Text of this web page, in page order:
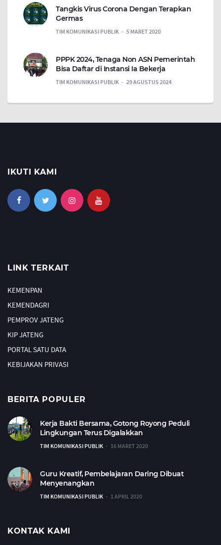
Tangkis Virus Corona Dengan Terapkan
Germas
TIM KOMUNIKASI PUBLIK 5 MARET 2020
PPPK 2024, Tenaga Non ASN Pemerintah
Bisa Daftar di Instansi Ia Bekerja
TIM KOMUNIKASI PUBLIK 29 AGUSTUS 2024
IKUTI KAMI
LINK TERKAIT
KEMENPAN
KEMENDAGRI
PEMPROV JATENG
KIP JATENG
PORTAL SATU DATA
KEBIJAKAN PRIVASI
BERITA POPULER
Kerja Bakti Bersama, Gotong Royong Peduli
Lingkungan Terus Digalakkan
TIM KOMUNIKASI PUBLIK 16 MARET 2020
Guru Kreatif, Pembelajaran Daring Dibuat
Menyenangkan
TIM KOMUNIKASI PUBLIK 1 APRIL 2020
KONTAK KAMI